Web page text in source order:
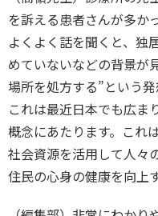
を訴える患者さんが多か
よくよく話を聞くと、独
めていないなどの背景が
場所を処方する”という発
これは最近日本でも広ま
概念にあたります。これ
社会資源を活用して人々
住民の心身の健康を向上